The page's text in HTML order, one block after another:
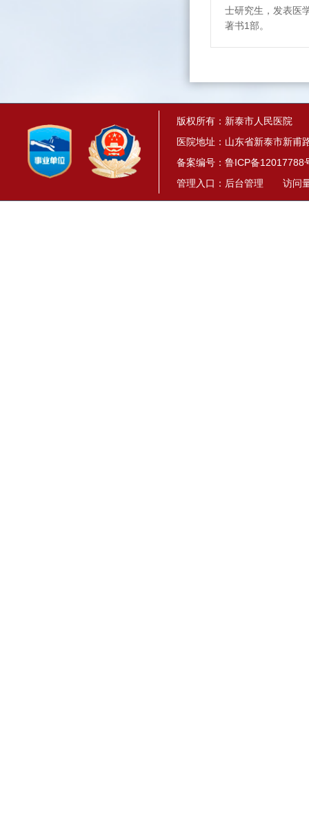
士研究生，发表医
著书1部。
版权所有：新泰市人民医院
医院地址：山东省新泰市新甫
备案编号： 鲁ICP备12017788
管理入口： 后台管理 访问量